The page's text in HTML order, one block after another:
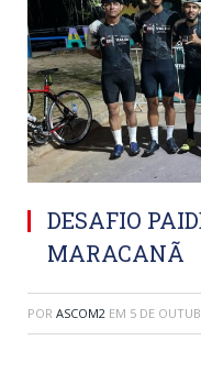
DESAFIO
MARACANÃ
POR ASCOM2 EM 5 DE